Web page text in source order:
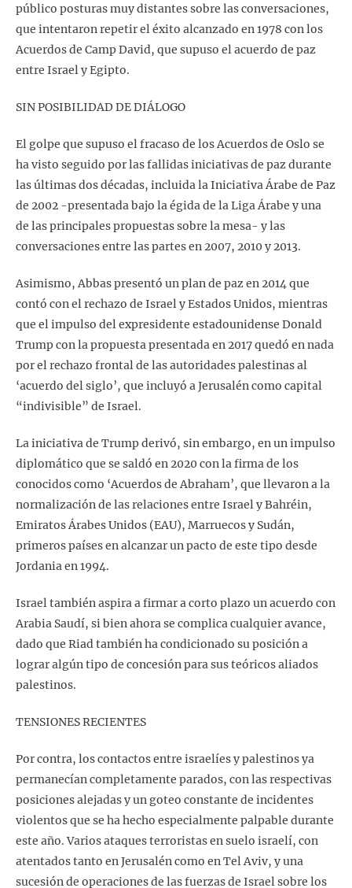
público posturas muy distantes sobre las conversaciones,
que intentaron repetir el éxito alcanzado en 1978 con los
Acuerdos de Camp David, que supuso el acuerdo de paz
entre Israel y Egipto.
SIN POSIBILIDAD DE DIÁLOGO
El golpe que supuso el fracaso de los Acuerdos de Oslo se
ha visto seguido por las fallidas iniciativas de paz durante
las últimas dos décadas, incluida la Iniciativa Árabe de Paz
de 2002 -presentada bajo la égida de la Liga Árabe y una
de las principales propuestas sobre la mesa- y las
conversaciones entre las partes en 2007, 2010 y 2013.
Asimismo, Abbas presentó un plan de paz en 2014 que
contó con el rechazo de Israel y Estados Unidos, mientras
que el impulso del expresidente estadounidense Donald
Trump con la propuesta presentada en 2017 quedó en nada
por el rechazo frontal de las autoridades palestinas al
‘acuerdo del siglo’, que incluyó a Jerusalén como capital
“indivisible” de Israel.
La iniciativa de Trump derivó, sin embargo, en un impulso
diplomático que se saldó en 2020 con la firma de los
conocidos como ‘Acuerdos de Abraham’, que llevaron a la
normalización de las relaciones entre Israel y Bahréin,
Emiratos Árabes Unidos (EAU), Marruecos y Sudán,
primeros países en alcanzar un pacto de este tipo desde
Jordania en 1994.
Israel también aspira a firmar a corto plazo un acuerdo con
Arabia Saudí, si bien ahora se complica cualquier avance,
dado que Riad también ha condicionado su posición a
lograr algún tipo de concesión para sus teóricos aliados
palestinos.
TENSIONES RECIENTES
Por contra, los contactos entre israelíes y palestinos ya
permanecían completamente parados, con las respectivas
posiciones alejadas y un goteo constante de incidentes
violentos que se ha hecho especialmente palpable durante
este año. Varios ataques terroristas en suelo israelí, con
atentados tanto en Jerusalén como en Tel Aviv, y una
sucesión de operaciones de las fuerzas de Israel sobre los